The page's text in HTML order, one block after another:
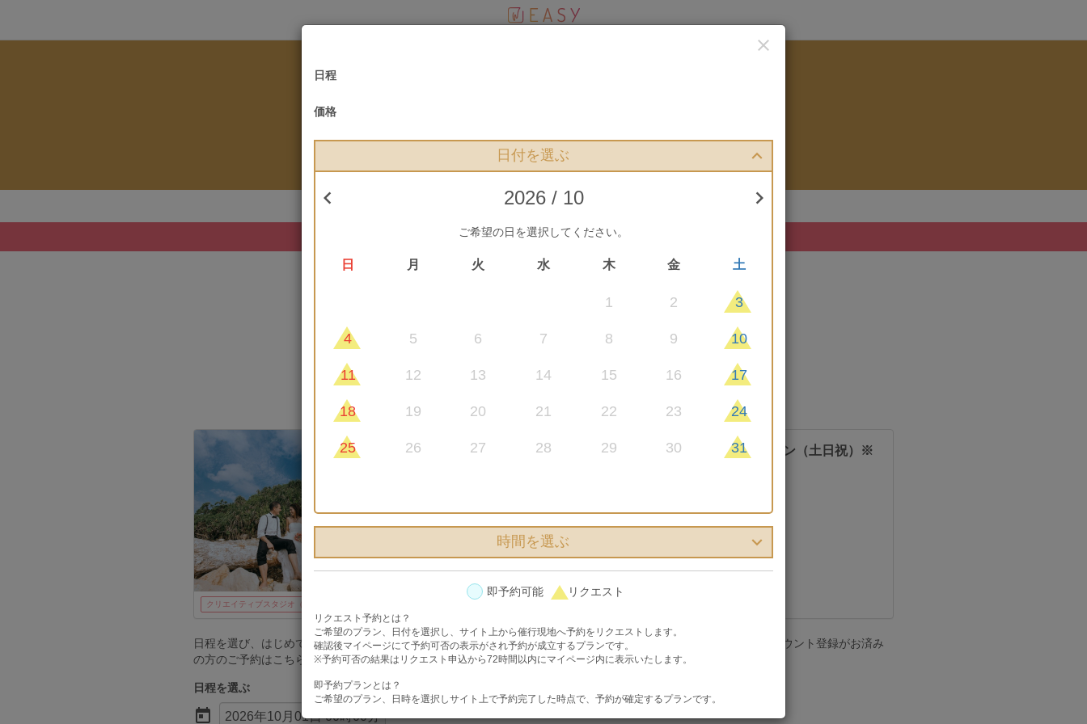
プランお申込み
まだお申込みは確定していません
選択中のプラン
〔2026.10-12月対象〕宮古島デイタイムビーチ＋サンセットフォトプラン（土日祝）※
クリエイティブスタジオ（本島・宮古島）
日程を選び、はじめての方は「アカウント登録してプランを予約する」ボタンを、アカウント登録済みの方は「アカウント登録がお済み
の方のご予約はこちら」ボタンを押してください。
日程を選ぶ
 2026年10月01日 00時00分

日程
価格
日付を選ぶ
 2026 / 10 
ご希望の日を選択してください。
日 月 火 水 木 金 土
1 2 3
4 5 6 7 8 9 10
11 12 13 14 15 16 17
18 19 20 21 22 23 24
25 26 27 28 29 30 31
時間を選ぶ
即予約可能 リクエスト
リクエスト予約とは？
ご希望のプラン、日付を選択し、サイト上から催行現地へ予約をリクエストします。
確認後マイページにて予約可否の表示がされ予約が成立するプランです。
※予約可否の結果はリクエスト申込から72時間以内にマイページ内に表示いたします。
即予約プランとは？
ご希望のプラン、日時を選択しサイト上で予約完了した時点で、予約が確定するプランです。